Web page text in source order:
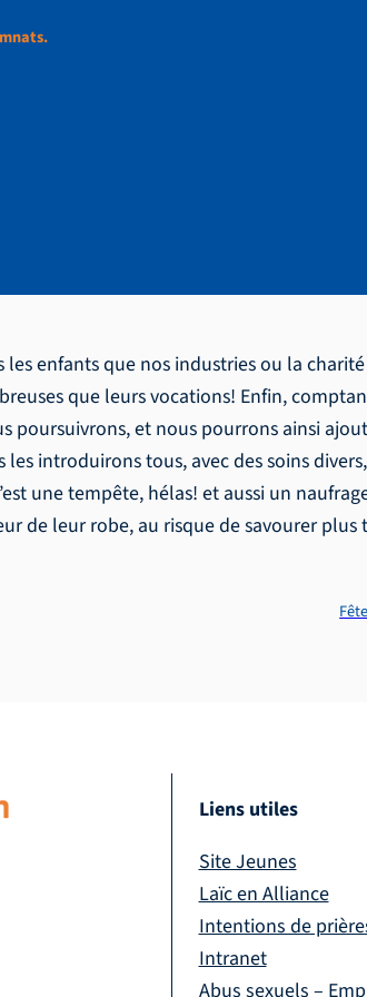
enfants que nos industries ou la
que leurs vocations! Enfin,
et nous pourrons ainsi
introduirons tous, avec des soins
une tempête, hélas! et aussi un
de leur robe, au risque de savourer
Liens utiles
Site Jeunes
Laïc en Alliance
Intentions de
Intranet
Abus sexuels –